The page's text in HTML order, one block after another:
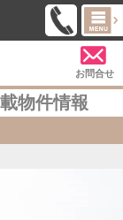
お問合せ
物件情報